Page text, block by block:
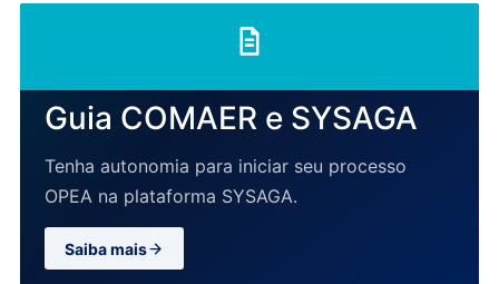
Guia COMAER e SYSAGA
Tenha autonomia para iniciar seu processo
OPEA na plataforma SYSAGA.
Saiba mais